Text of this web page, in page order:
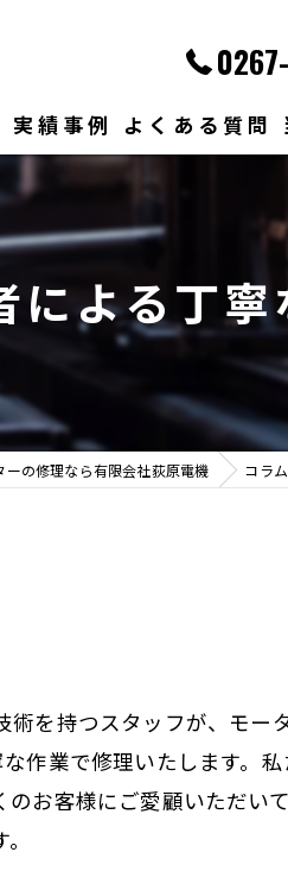
実績事例 よくある質問
による丁
ーの修理なら有限会社荻原電機 コラム
を持つスタッフが、モー
作業で修理いたします。
お客様にご愛顧いただい